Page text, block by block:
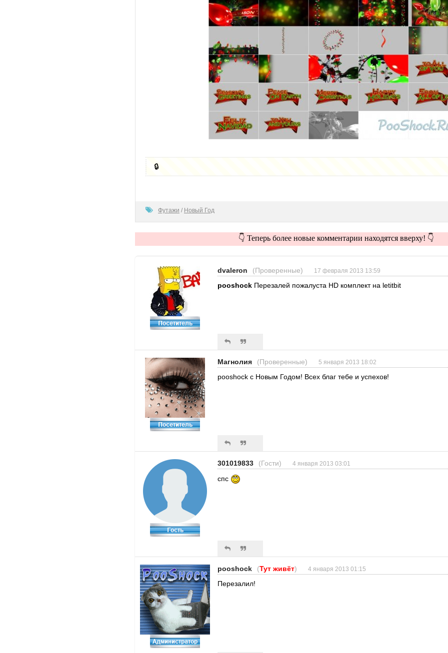
🔒
Футажи / Новый Год
👇 Теперь более новые комментарии находятся вверху! 👇
dvaleron (Проверенные) 17 февраля 2013 13:59
pooshock Перезалей пожалуста HD комплект на letitbit
Магнолия (Проверенные) 5 января 2013 18:02
pooshock с Новым Годом! Всех благ тебе и успехов!
301019833 (Гости) 4 января 2013 03:01
спс
pooshock (Тут живёт) 4 января 2013 01:15
Перезалил!